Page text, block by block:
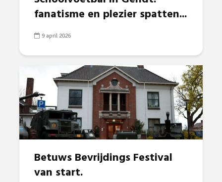
fanatisme en plezier spatten...
9 april 2026
Betuws Bevrijdings Festival
van start.